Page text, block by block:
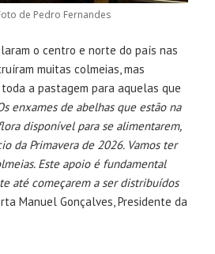
de Pedro Fernandes
o centro e norte do país nas
muitas colmeias, mas
a pastagem para aquelas que
enxames de abelhas que estão na
disponível para se alimentarem,
da Primavera de 2026. Vamos ter
Este apoio é fundamental
até começarem a ser distribuídos
Manuel Gonçalves, Presidente da